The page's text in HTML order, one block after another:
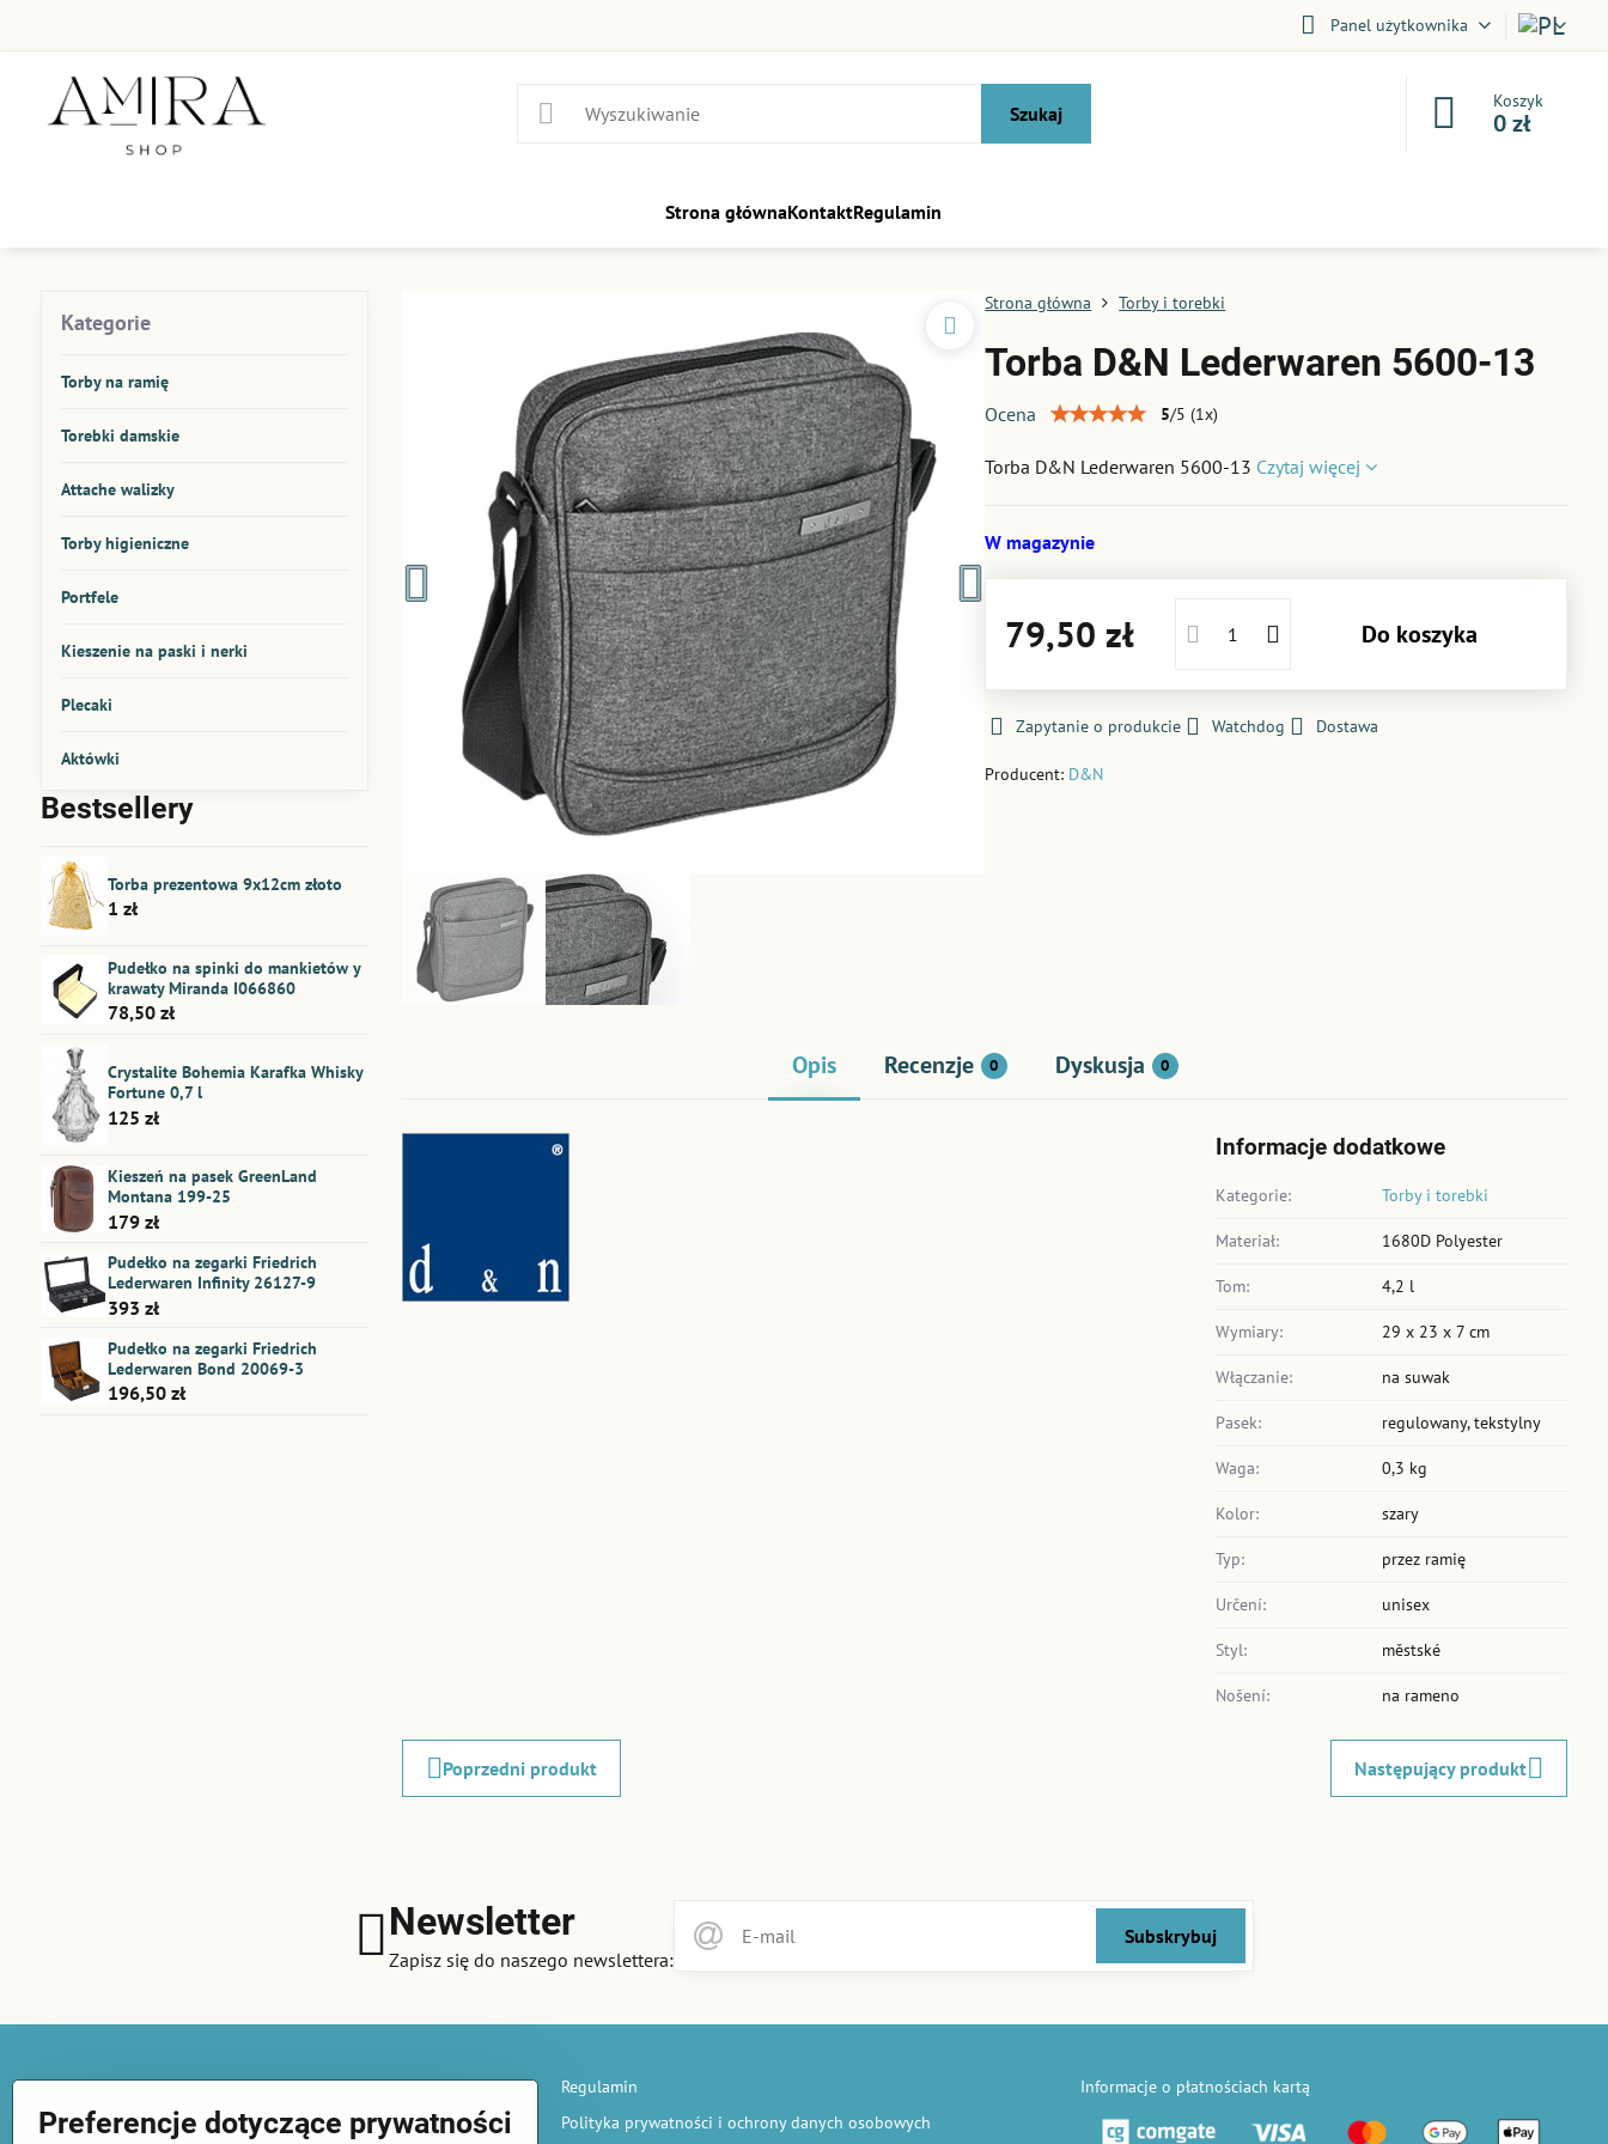
Panel użytkownika
Szukaj
Koszyk
0 zł
Strona głównaKontaktRegulamin
Strona główna Torby i torebki
Torba D&N Lederwaren 5600-13
Ocena 5/5 (1x)
Torba D&N Lederwaren 5600-13 Czytaj więcej
W magazynie
79,50 zł Do koszyka
Zapytanie o produkcie Watchdog Dostawa
Producent: D&N
Opis Recenzje 0 Dyskusja 0
Informacje dodatkowe
Kategorie: Torby i torebki
Materiał: 1680D Polyester
Tom: 4,2 l
Wymiary: 29 x 23 x 7 cm
Włączanie: na suwak
Pasek: regulowany, tekstylny
Waga: 0,3 kg
Kolor: szary
Typ: przez ramię
Určení: unisex
Styl: městské
Nošení: na rameno
Poprzedni produkt Następujący produkt
Kategorie
Torby na ramię
Torebki damskie
Attache walizky
Torby higieniczne
Portfele
Kieszenie na paski i nerki
Plecaki
Aktówki
Bestsellery
Torba prezentowa 9x12cm złoto
1 zł
Pudełko na spinki do mankietów y
krawaty Miranda I066860
78,50 zł
Crystalite Bohemia Karafka Whisky
Fortune 0,7 l
125 zł
Kieszeń na pasek GreenLand
Montana 199-25
179 zł
Pudełko na zegarki Friedrich
Lederwaren Infinity 26127-9
393 zł
Pudełko na zegarki Friedrich
Lederwaren Bond 20069-3
196,50 zł
Newsletter
Zapisz się do naszego newslettera:
Subskrybuj
Gairaca s.r.o.
74253 Kunin 348, Czechy
Regulamin
Polityka prywatności i ochrony danych osobowych
Informacje o płatnościach kartą
Preferencje dotyczące prywatności